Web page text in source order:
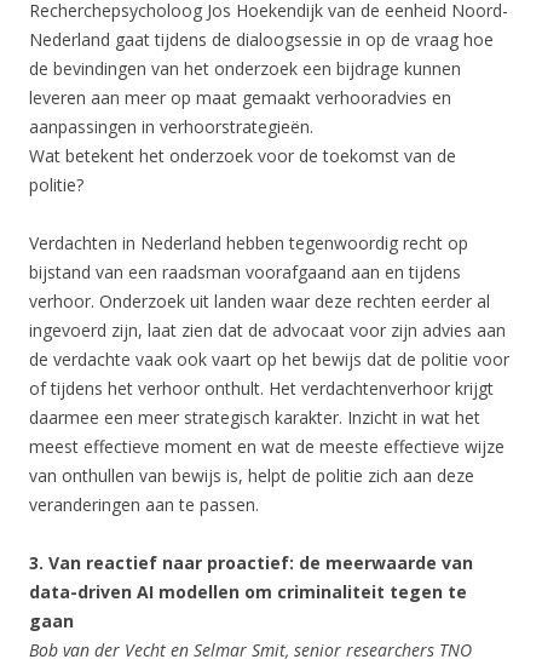
Recherchepsycholoog Jos Hoekendijk van de eenheid Noord-
Nederland gaat tijdens de dialoogsessie in op de vraag hoe
de bevindingen van het onderzoek een bijdrage kunnen
leveren aan meer op maat gemaakt verhooradvies en
aanpassingen in verhoorstrategieën.
Wat betekent het onderzoek voor de toekomst van de
politie?
Verdachten in Nederland hebben tegenwoordig recht op
bijstand van een raadsman voorafgaand aan en tijdens
verhoor. Onderzoek uit landen waar deze rechten eerder al
ingevoerd zijn, laat zien dat de advocaat voor zijn advies aan
de verdachte vaak ook vaart op het bewijs dat de politie voor
of tijdens het verhoor onthult. Het verdachtenverhoor krijgt
daarmee een meer strategisch karakter. Inzicht in wat het
meest effectieve moment en wat de meeste effectieve wijze
van onthullen van bewijs is, helpt de politie zich aan deze
veranderingen aan te passen.
3. Van reactief naar proactief: de meerwaarde van
data-driven AI modellen om criminaliteit tegen te
gaan
Bob van der Vecht en Selmar Smit, senior researchers TNO